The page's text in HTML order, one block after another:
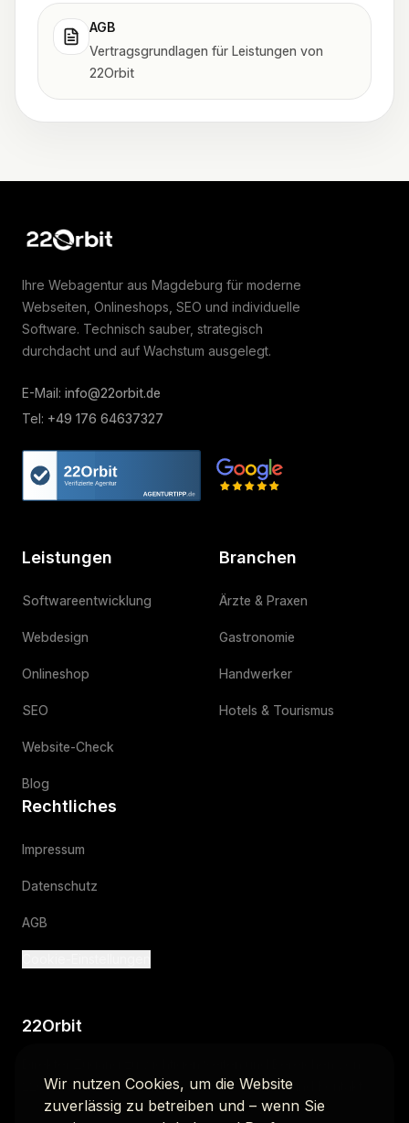
Wir nutzen Cookies, um die Website
zuverlässig zu betreiben und – wenn Sie
AGB
Vertragsgrundlagen für Leistungen von
22Orbit
Zur Startseite von 22Orbit
Ihre Webagentur aus Magdeburg für moderne
Webseiten, Onlineshops, SEO und individuelle
Software. Technisch sauber, strategisch
durchdacht und auf Wachstum ausgelegt.
E-Mail: info@22orbit.de
Tel: +49 176 64637327
Leistungen
Softwareentwicklung
Webdesign
Onlineshop
SEO
Website-Check
Blog
Branchen
Ärzte & Praxen
Gastronomie
Handwerker
Hotels & Tourismus
Rechtliches
Impressum
Datenschutz
AGB
22Orbit
22Orbit. Dazu gehören unsere Case Studies und Kontakt.